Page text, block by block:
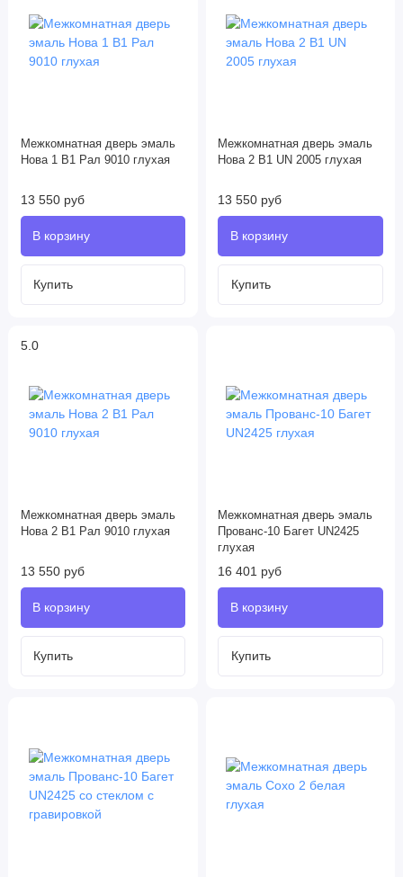
Межкомнатная дверь эмаль
Нова 1 В1 Рал 9010 глухая
13 550 руб
Межкомнатная дверь эмаль
Нова 2 В1 UN 2005 глухая
13 550 руб
5.0
Межкомнатная дверь эмаль
Нова 2 В1 Рал 9010 глухая
13 550 руб
Межкомнатная дверь эмаль
Прованс-10 Багет UN2425
глухая
16 401 руб